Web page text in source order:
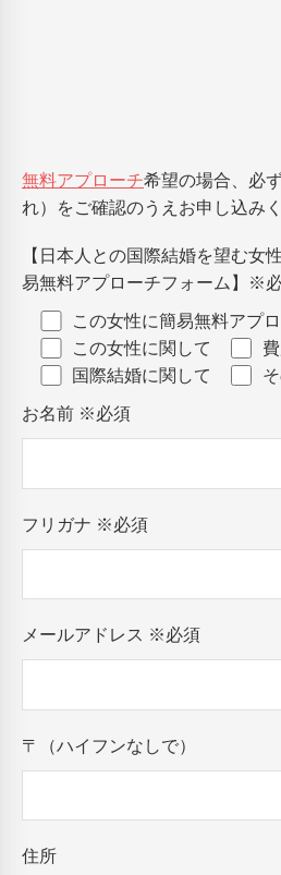
無料アプローチ希望の場合、必
れ）をご確認のうえお申し込みく
【日本人との国際結婚を望む女
易無料アプローチフォーム】
※
この女性に簡易無料アプ
この女性に関して
国際結婚に関して
お名前 ※必須
フリガナ ※必須
メールアドレス ※必須
〒（ハイフンなしで）
住所